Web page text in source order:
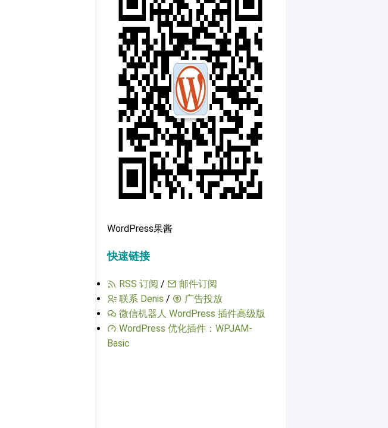
WordPress果酱
快速链接
RSS 订阅 /
邮件订阅
联系 Denis /
广告投放
微信机器人 WordPress 插件高级版
WordPress 优化插件：WPJAM-
Basic